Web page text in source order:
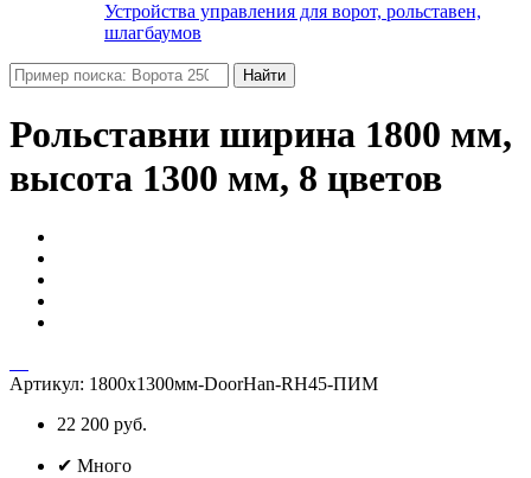
Устройства управления для ворот, рольставен,
шлагбаумов
Найти
Рольставни ширина 1800 мм,
высота 1300 мм, 8 цветов
Артикул: 1800х1300мм-DoorHan-RH45-ПИМ
22 200 руб.
✔ Много